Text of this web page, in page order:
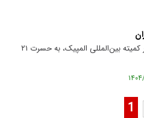
اعلام رسمی خبر عضویت ثریا آقایی در کمیته بین‌المللی المپیک، به حسرت ۲۱
1